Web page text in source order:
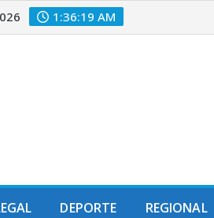
1:36:21 AM
DEPORTE REGIONAL